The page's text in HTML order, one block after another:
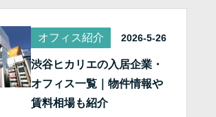
オフィス紹介 2026-5-26
渋谷ヒカリエの入居企業・
オフィス一覧｜物件情報や
賃料相場も紹介